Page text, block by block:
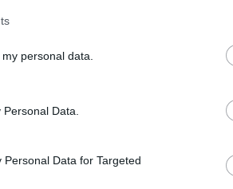
personal data.
Data.
Data for Targeted
a törölt bejegyzésben még
is izraeli
a Jerikói Katonai Akadémián.
Betegei helyett inkább